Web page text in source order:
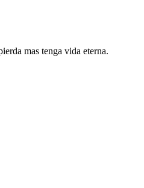
mas tenga vida eterna.